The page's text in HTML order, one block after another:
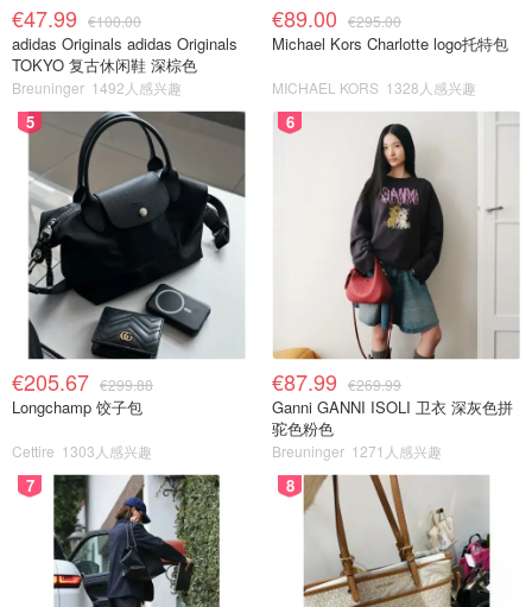
€47.99 €100.00
adidas Originals adidas Originals
TOKYO 复古休闲鞋 深棕色
Breuninger 1492人感兴趣
€89.00 €295.00
Michael Kors Charlotte logo托特包
MICHAEL KORS 1328人感兴趣
5
€205.67 €299.88
Longchamp 饺子包
Cettire 1303人感兴趣
6
€87.99 €269.99
Ganni GANNI ISOLI 卫衣 深灰色拼
驼色粉色
Breuninger 1271人感兴趣
7 8